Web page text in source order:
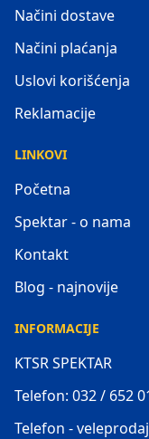
Načini dostave
Načini plaćanja
Uslovi korišćenja
Reklamacije
LINKOVI
Početna
Spektar - o nama
Kontakt
Blog - najnovije
INFORMACIJE
KTSR SPEKTAR
Telefon: 032 / 652
Telefon -